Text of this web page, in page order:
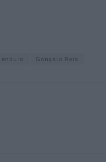
enduro Gonçalo Reis